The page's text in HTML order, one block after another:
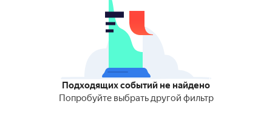
Подходящих событий не найдено
Попробуйте выбрать другой фильтр